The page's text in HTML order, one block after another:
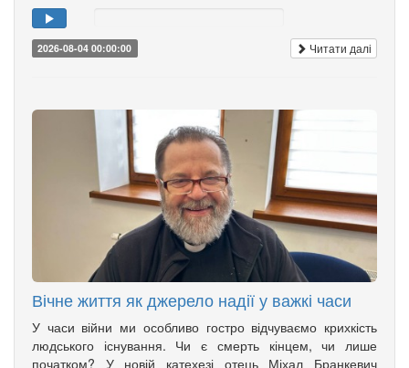
2026-08-04 00:00:00 Читати далі
Вічне життя як джерело надії у важкі часи
У часи війни ми особливо гостро відчуваємо крихкість
людського існування. Чи є смерть кінцем, чи лише
початком? У новій катехезі отець Міхал Бранкевич